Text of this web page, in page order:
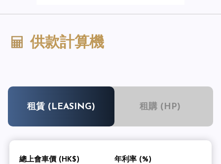
供款計算機
租賃 (LEASING) 租購 (HP)
總上會車價 (HK$) 年利率 (%)